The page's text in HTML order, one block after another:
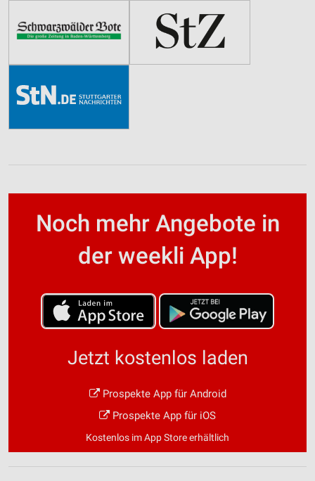
Noch mehr Angebote in
der weekli App!
Jetzt kostenlos laden
Prospekte App für Android
Prospekte App für iOS
Kostenlos im App Store erhältlich